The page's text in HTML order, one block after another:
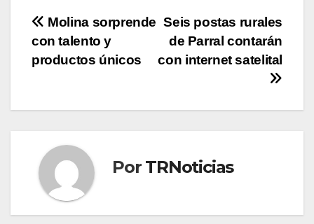
Navegación
de
Seis postas rurales
de Parral contarán
con internet satelital
Molina sorprende
con talento y
productos únicos
Por TRNoticias